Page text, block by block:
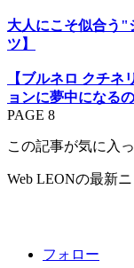
大人にこそ似合う"
ツ】
【ブルネロ クチ
ョンに夢中になる
PAGE 8
この記事が気に入
Web LEONの最新
フォロー